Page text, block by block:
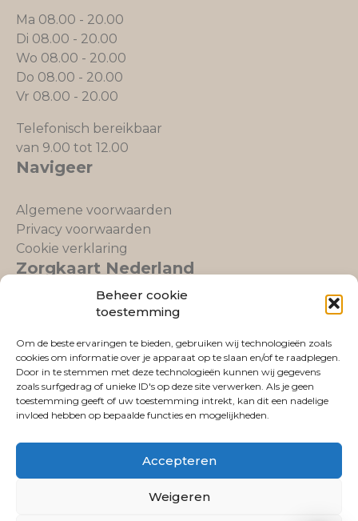
Beheer cookie
toestemming
Om de beste ervaringen te bieden, gebruiken wij technologieën zoals
cookies om informatie over je apparaat op te slaan en/of te raadplegen.
Door in te stemmen met deze technologieën kunnen wij gegevens
zoals surfgedrag of unieke ID's op deze site verwerken. Als je geen
toestemming geeft of uw toestemming intrekt, kan dit een nadelige
invloed hebben op bepaalde functies en mogelijkheden.
Accepteren
Weigeren
Ma 08.00 - 20.00
Di 08.00 - 20.00
Wo 08.00 - 20.00
Do 08.00 - 20.00
Vr 08.00 - 20.00
Telefonisch bereikbaar
van 9.00 tot 12.00
Navigeer
Algemene voorwaarden
Privacy voorwaarden
Cookie verklaring
Zorgkaart Nederland
Fysio Lemmeris gewaardeerd op
ZorgkaartNederland.
Bekijk alle waarderingenofplaats een waardering